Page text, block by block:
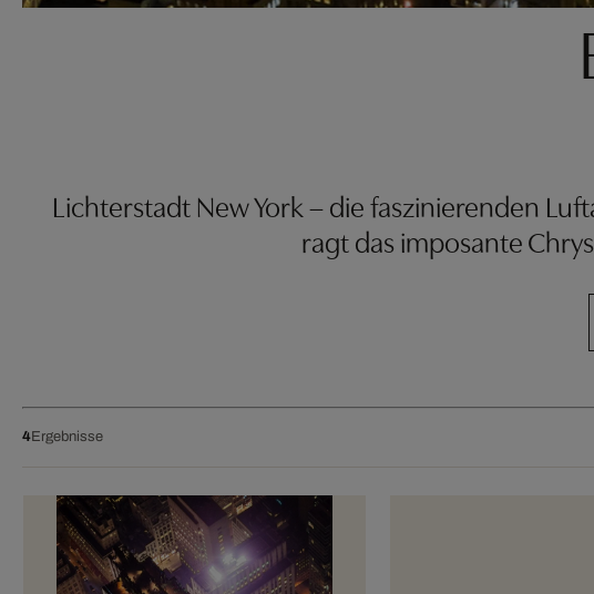
Lichterstadt New York – die faszinierenden
ragt das imposante
4Ergebnisse